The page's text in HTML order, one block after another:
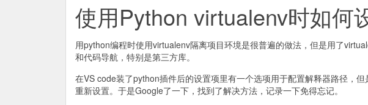
使用Python virtualenv时如何
用python编程时使用virtualenv隔离项目环境是很普遍的做法，但是用了
和代码导航，特别是第三方库。
在VS code装了python插件后的设置项里有一个选项用于配置解释器路径，
重新设置。于是Google了一下，找到了解决方法，记录一下免得忘记。